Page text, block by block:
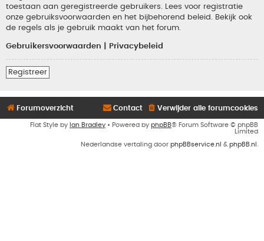
toestaan aan geregistreerde gebruikers. Lees voor registratie
onze gebruiksvoorwaarden en het bijbehorend beleid. Bekijk ook
de regels als je gebruik maakt van het forum.
Gebruikersvoorwaarden Privacybeleid
Registreer
Forumoverzicht Verwijder alle forumcookies
Contact
Flat Style by Ian Bradley • Powered by phpBB® Forum Software © phpBB
Limited
Nederlandse vertaling door phpBBservice.nl & phpBB.nl .